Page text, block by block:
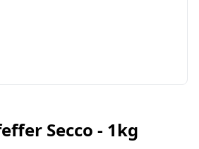
Secco - 1kg